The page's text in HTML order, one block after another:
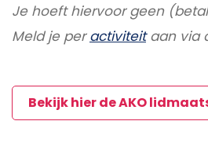
Je hoeft hiervoor geen
Meld je peractiviteitaan via
Bekijk hier de AKO